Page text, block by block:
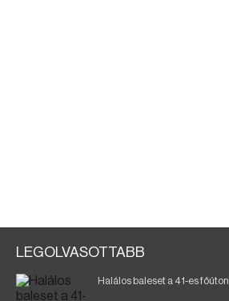
LEGOLVASOTTABB
Halálos baleset a 41-es főúton